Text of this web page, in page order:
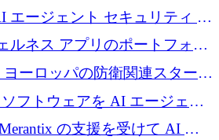
ためにシリーズ A で 1,250 万
エージェント セキュリティ プ
の拡張に 2,000 万ドルを調達
ルネス アプリのポートフォリ
めにシリーズ A で 1,300 万ド
ヨーロッパの防衛関連スタート
大を支援するために 5,000 万
開始
ソフトウェアを AI エージェン
に 600 万ドルを調達
の支援を受けて AI 求